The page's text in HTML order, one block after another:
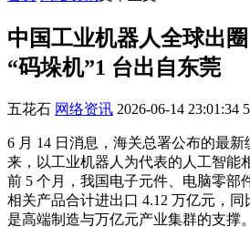
中国工业机器人全球出
“码垛机”1 台出自东莞
五花石 网络资讯 2026-06-14 23:01:34
6 月 14 日消息，海关总署公布的最
来，以工业机器人为代表的人工智能
前 5 个月，我国电子元件、电脑零部
相关产品合计进出口 4.12 万亿元，同
是高端制造与万亿元产业集群的支撑。